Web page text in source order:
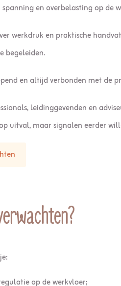
en overbelasting op de
werkdruk en praktische
begeleiden.
en altijd verbonden met de
leidinggevenden en
uitval, maar signalen eerder
op de werkvloer;